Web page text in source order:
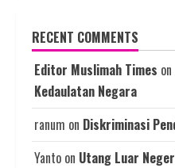
RECENT COMMENTS
Editor Muslimah Times on
Kedaulatan Negara
ranum on Diskriminasi
Yanto on Utang Luar